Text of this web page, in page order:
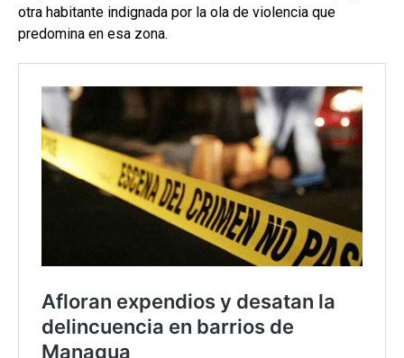
otra habitante indignada por la ola de violencia que
predomina en esa zona.